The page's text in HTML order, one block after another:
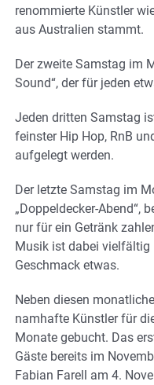
renommierte Künstler
aus Australien stammt.
Der zweite Samstag im
Sound“, der für jeden
Jeden dritten Samstag
feinster Hip Hop, RnB
aufgelegt werden.
Der letzte Samstag im
„Doppeldecker-Abend“,
nur für ein Getränk
Musik ist dabei vielfältig
Geschmack etwas.
Neben diesen
namhafte Künstler für
Monate gebucht. Das
Gäste bereits im
Fabian Farell am 4.